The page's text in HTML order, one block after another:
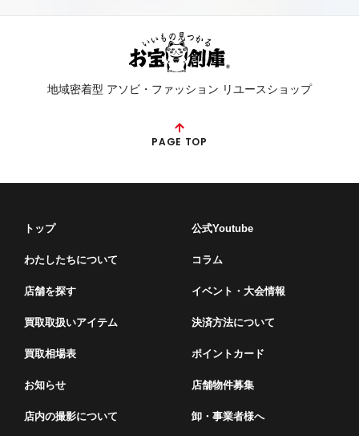
地域密着型 アソビ・ファッション リユースショップ
PAGE TOP
トップ
わたしたちについて
店舗を探す
買取取扱いアイテム
買取相場表
お知らせ
店内の撮影について
公式Youtube
コラム
イベント・⼤会情報
決済方法について
ポイントカード
店舗物件募集
卸・事業者様へ